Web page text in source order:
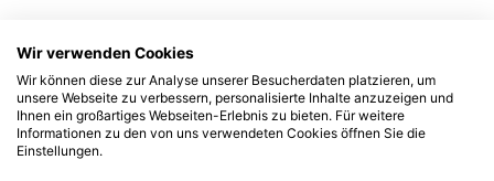
Wir verwenden Cookies
Wir können diese zur Analyse unserer Besucherdaten platzieren, um
unsere Webseite zu verbessern, personalisierte Inhalte anzuzeigen und
Ihnen ein großartiges Webseiten-Erlebnis zu bieten. Für weitere
Informationen zu den von uns verwendeten Cookies öffnen Sie die
Einstellungen.